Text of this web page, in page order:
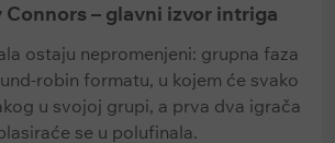
– glavni izvor intriga
ostaju nepromenjeni: grupna faza
robin formatu, u kojem će svako
u svojoj grupi, a prva dva igrača
se u polufinala.